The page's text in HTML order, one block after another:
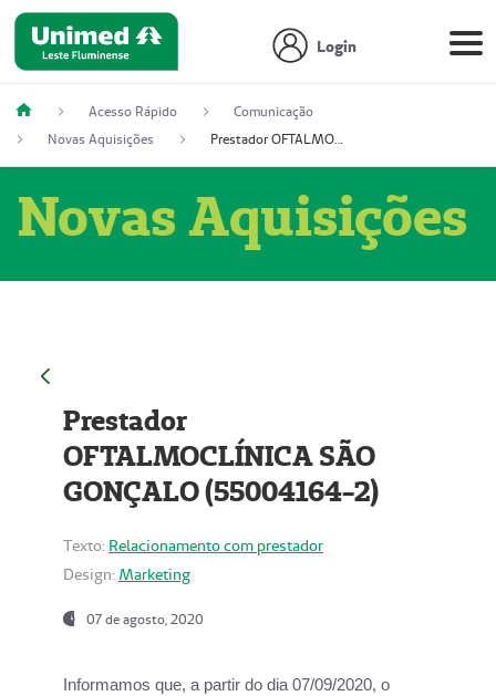
Login
Acesso Rápido
Comunicação
Novas Aquisições
Prestador OFTALMOCLÍNICA SÃO GONÇALO (55004164-2)
Novas Aquisições
Prestador
OFTALMOCLÍNICA SÃO
GONÇALO (55004164-2)
Texto: Relacionamento com prestador
Design: Marketing
07 de agosto, 2020
Informamos que, a partir do dia07/09/2020, o